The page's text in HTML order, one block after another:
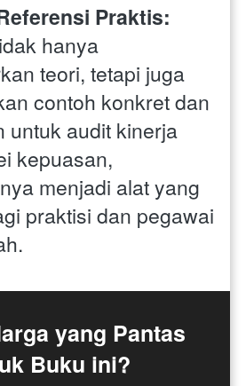
Praktis:
hanya
teori, tetapi juga
contoh konkret dan
untuk audit kinerja
kepuasan,
menjadi alat yang
praktisi dan pegawai
yang Pantas
Buku ini?